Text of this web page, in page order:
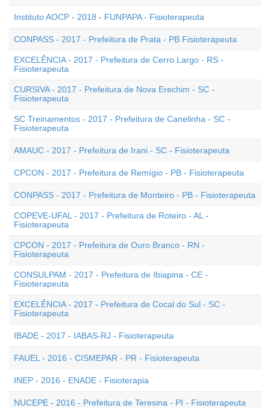
Instituto AOCP - 2018 - FUNPAPA - Fisioterapeuta
CONPASS - 2017 - Prefeitura de Prata - PB Fisioterapeuta
EXCELÊNCIA - 2017 - Prefeitura de Cerro Largo - RS -
Fisioterapeuta
CURSIVA - 2017 - Prefeitura de Nova Erechim - SC -
Fisioterapeuta
SC Treinamentos - 2017 - Prefeitura de Canelinha - SC -
Fisioterapeuta
AMAUC - 2017 - Prefeitura de Irani - SC - Fisioterapeuta
CPCON - 2017 - Prefeitura de Remígio - PB - Fisioterapeuta
CONPASS - 2017 - Prefeitura de Monteiro - PB - Fisioterapeuta
COPEVE-UFAL - 2017 - Prefeitura de Roteiro - AL -
Fisioterapeuta
CPCON - 2017 - Prefeitura de Ouro Branco - RN -
Fisioterapeuta
CONSULPAM - 2017 - Prefeitura de Ibiapina - CE -
Fisioterapeuta
EXCELÊNCIA - 2017 - Prefeitura de Cocal do Sul - SC -
Fisioterapeuta
IBADE - 2017 - IABAS-RJ - Fisioterapeuta
FAUEL - 2016 - CISMEPAR - PR - Fisioterapeuta
INEP - 2016 - ENADE - Fisioterapia
NUCEPE - 2016 - Prefeitura de Teresina - PI - Fisioterapeuta